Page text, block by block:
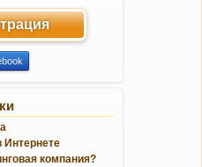
Интернете
компания?